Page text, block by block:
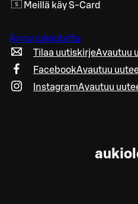
Meillä käy S-Card
Anna palautetta
Tilaa uutiskirjeAvautuu
FacebookAvautuu
InstagramAvautuu